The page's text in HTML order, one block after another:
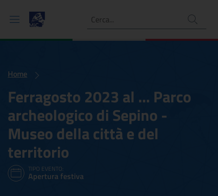
Ricerca
Home
Ferragosto 2023 al ... Parco
archeologico di Sepino -
Museo della città e del
territorio
TIPO EVENTO:
Apertura festiva